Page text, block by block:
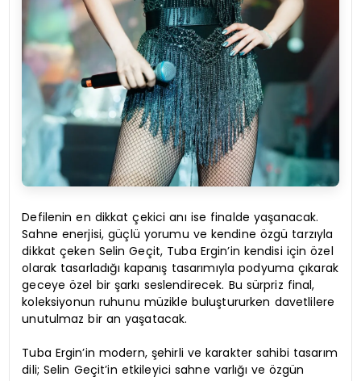
Defilenin en dikkat çekici anı ise finalde yaşanacak.
Sahne enerjisi, güçlü yorumu ve kendine özgü tarzıyla
dikkat çeken Selin Geçit, Tuba Ergin’in kendisi için özel
olarak tasarladığı kapanış tasarımıyla podyuma çıkarak
geceye özel bir şarkı seslendirecek. Bu sürpriz final,
koleksiyonun ruhunu müzikle buluştururken davetlilere
unutulmaz bir an yaşatacak.
Tuba Ergin’in modern, şehirli ve karakter sahibi tasarım
dili; Selin Geçit’in etkileyici sahne varlığı ve özgün